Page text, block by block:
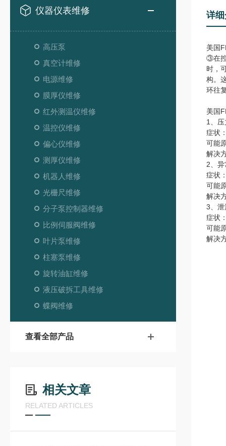
仪器仪表维修
高压泵
真空计维修
电源维修
膜厚仪维修
红外测温仪维修
温控仪维修
偏心仪维修
测厚仪维修
机器人维修
光栅尺维修
分子泵控制器维修
比例伺服阀维修
叶片泵维修
柱塞泵维修
旋转油缸维修
液压破拆工具维修
蝶阀维修
查看全部产品
相关文章
RELATED ARTICLES
详
美国
③在
时，
构。
环往
美国
1、
症状
可能
解决
2、
症状
可能
解决
3、泄
症状
可能
解决